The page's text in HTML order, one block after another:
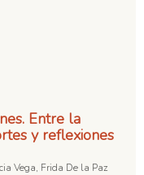
Entre la
y reflexiones
Vega, Frida De la Paz